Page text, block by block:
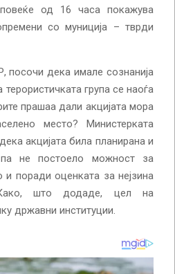
од 16 часа покажува
со муниција – тврди
посочи дека имале сознанија
група се наоѓа
прашаа дали акцијата мора
место? Министерката
акцијата била планирана и
па не постоело можност за
и поради оценката за нејзина
што додаде, цел на
државни институции.